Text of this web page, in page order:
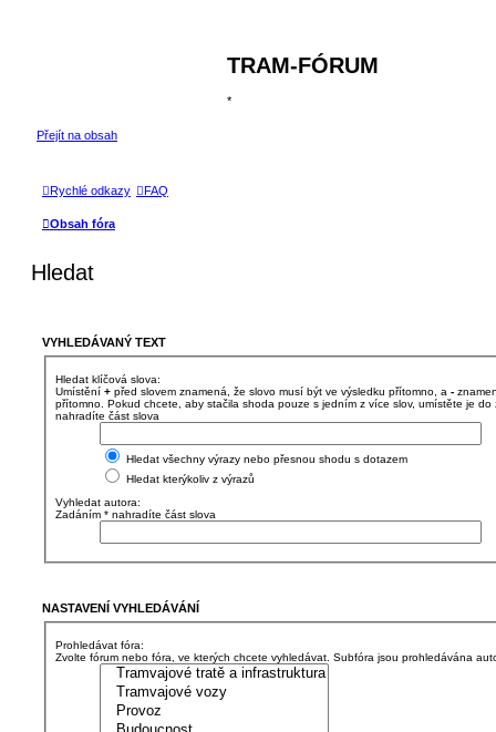
TRAM-FÓRUM
*
Přejít na obsah
Rychlé odkazy FAQ
Obsah fóra
Hledat
VYHLEDÁVANÝ TEXT
Hledat klíčová slova:
Umístění +před slovem znamená, že slovo musí být ve výsledku přítomno, a -
přítomno. Pokud chcete, aby stačila shoda pouze s jedním z více slov, umístěte je
nahradíte část slova
Hledat všechny výrazy nebo přesnou shodu s dotazem
Hledat kterýkoliv z výrazů
Vyhledat autora:
Zadáním * nahradíte část slova
NASTAVENÍ VYHLEDÁVÁNÍ
Prohledávat fóra:
Zvolte fórum nebo fóra, ve kterých chcete vyhledávat. Subfóra jsou prohledávána